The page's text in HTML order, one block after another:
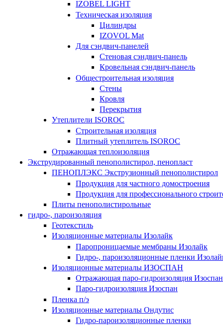
IZOBEL LIGHT
Техническая изоляция
Цилиндры
IZOVOL Mat
Для сэндвич-панелей
Стеновая сэндвич-панель
Кровельная сэндвич-панель
Общестроительная изоляция
Стены
Кровля
Перекрытия
Утеплители ISOROC
Строительная изоляция
Плитный утеплитель ISOROC
Отражающая теплоизоляция
Экструдированный пенополистирол, пенопласт
ПЕНОПЛЭКС Экструзионный пенополистирол
Продукция для частного домостроения
Продукция для профессионального
Плиты пенополистирольные
гидро-, пароизоляция
Геотекстиль
Изоляционные материалы Изолайк
Паропроницаемые мембраны Изолайк
Гидро-, пароизоляционные пленки
Изоляционные материалы ИЗОСПАН
Отражающая паро-гидроизоляция Изоспан
Паро-гидроизоляция Изоспан
Пленка п/э
Изоляционные материалы Ондутис
Гидро-пароизоляционные пленки